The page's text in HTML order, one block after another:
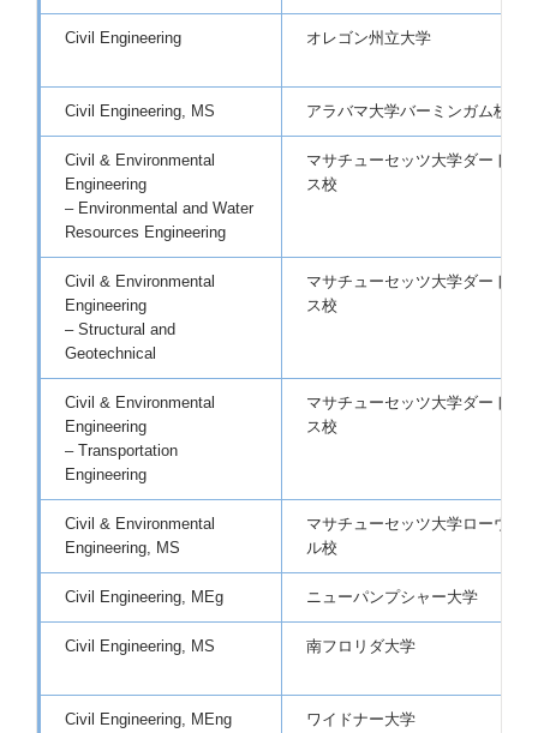
Civil Engineering オレゴン州立大学
Civil Engineering, MS アラバマ大学バーミンガム校
Civil & Environmental
Engineering
– Environmental and Water
Resources Engineering
マサチューセッツ大学ダートマ
ス校
Civil & Environmental
Engineering
– Structural and
Geotechnical
マサチューセッツ大学ダートマ
ス校
Civil & Environmental
Engineering
– Transportation
Engineering
マサチューセッツ大学ダートマ
ス校
Civil & Environmental
Engineering, MS
マサチューセッツ大学ローウェ
ル校
Civil Engineering, MEg ニューパンプシャー大学
Civil Engineering, MS 南フロリダ大学
Civil Engineering, MEng ワイドナー大学